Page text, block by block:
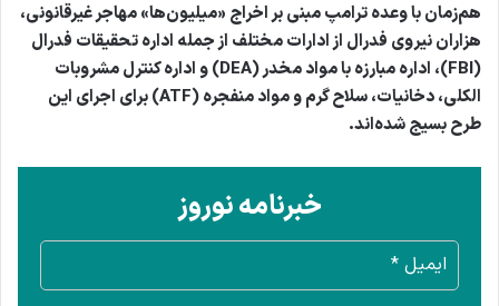
هم‌زمان با وعده ترامپ مبنی بر اخراج «میلیون‌ها» مهاجر غیرقانونی،
هزاران نیروی فدرال از ادارات مختلف از جمله اداره تحقیقات فدرال
(FBI)، اداره مبارزه با مواد مخدر (DEA) و اداره کنترل مشروبات
الکلی، دخانیات، سلاح گرم و مواد منفجره (ATF) برای اجرای این
طرح بسیج شده‌اند.
خبرنامه نوروز